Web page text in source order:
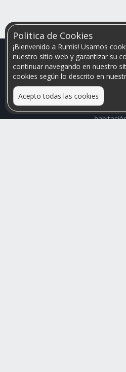
Politica de Cookies
¡Bienvenido a Rumis! Usamos
nuestro sitio web y garantizar su
continuar navegando en nuestro
cookies según lo descrito en
Acepto todas las cookies
Relacionamos personas que